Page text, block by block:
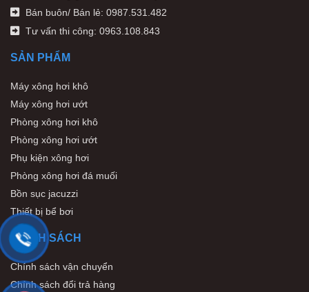
Bán buôn/ Bán lẻ: 0987.531.482
Tư vấn thi công: 0963.108.843
SẢN PHẨM
Máy xông hơi khô
Máy xông hơi ướt
Phòng xông hơi khô
Phòng xông hơi ướt
Phụ kiện xông hơi
Phòng xông hơi đá muối
Bồn sục jacuzzi
Thiết bị bể bơi
CHÍNH SÁCH
Chính sách vận chuyển
Chính sách đổi trả hàng